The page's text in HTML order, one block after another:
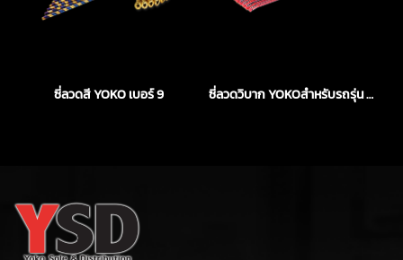
ซี่ลวดสี YOKO เบอร์ 9 ซี่ลวดวิบาก YOKOสำหรับรถรุ่น KLX140